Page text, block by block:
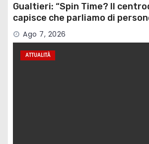
Gualtieri: “Spin Time? Il
capisce che parliamo di
Ago 7, 2026
ATTUALITÀ